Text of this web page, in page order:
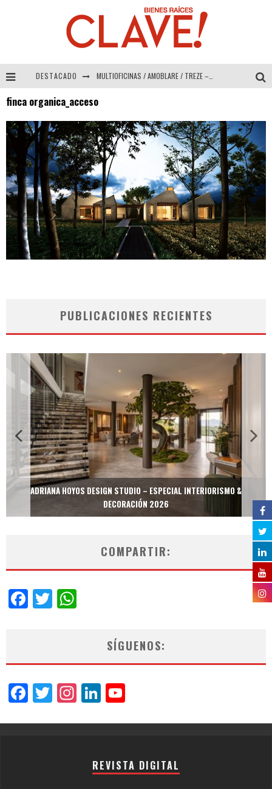
DESTACADO MULTIOFICINAS / AMOBLARE / TREZE – Especial Interiorismo & Decoración 2026
COLINEAL – Especial Interiorismo & Decoración 2026
ADRIANA HOYOS DESIGN STUDIO – Especial Interiorismo & Decoración 2026
finca organica_acceso
PUBLICACIONES RECIENTES
ADRIANA HOYOS DESIGN STUDIO – ESPECIAL INTERIORISMO &
DECORACIÓN 2026
COMPARTIR:
Facebook
Twitter
SÍGUENOS:
Facebook
Twitter
Instagram
LinkedIn
REVISTA DIGITAL